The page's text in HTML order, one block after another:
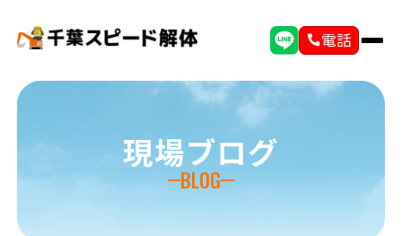
電話
現場ブログ
BLOG